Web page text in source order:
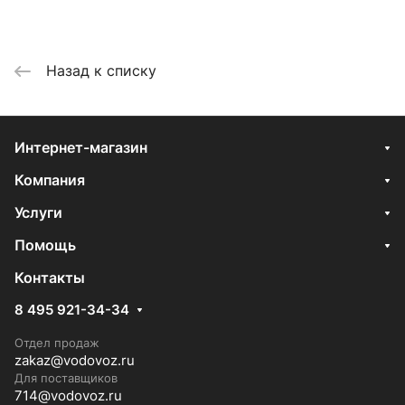
Назад к списку
Интернет-магазин
Компания
Услуги
Помощь
Контакты
8 495 921-34-34
Отдел продаж
zakaz@vodovoz.ru
Для поставщиков
714@vodovoz.ru